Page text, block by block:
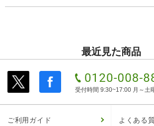
最近見た商品
受付時間 9:30~17:00 月～土
ご利用ガイド よくある